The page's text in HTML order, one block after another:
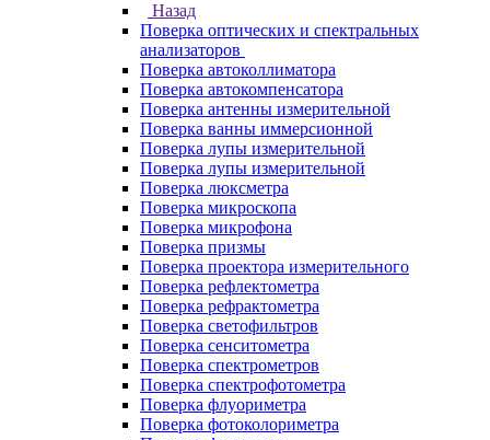
Назад
Поверка оптических и спектральных
анализаторов
Поверка автоколлиматора
Поверка автокомпенсатора
Поверка антенны измерительной
Поверка ванны иммерсионной
Поверка лупы измерительной
Поверка лупы измерительной
Поверка люксметра
Поверка микроскопа
Поверка микрофона
Поверка призмы
Поверка проектора измерительного
Поверка рефлектометра
Поверка рефрактометра
Поверка светофильтров
Поверка сенситометра
Поверка спектрометров
Поверка спектрофотометра
Поверка флуориметра
Поверка фотоколориметра